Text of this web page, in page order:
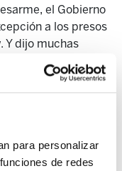
para personalizar
de redes
el Gobierno
a los presos
Y dijo muchas
Funosas y Michel
prestigiosa
existencia. Habla
Muguruza.